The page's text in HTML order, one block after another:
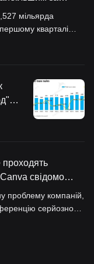
найбільших
мільярда
кварталі
доларів.
кварталі чисто
доларів, зокрема
придбання
увійшла до
проходять
свідомо
себе витрати
проблему компаній,
серйозно
модель на